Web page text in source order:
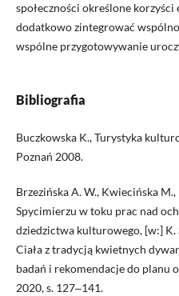
społeczności określone korzyści
dodatkowo zintegrować
wspólne przygotowywanie
Bibliografia
Buczkowska K., Turystyka
Poznań 2008.
Brzezińska A. W., Kwiecińska
Spycimierzu w toku prac nad
dziedzictwa kulturowego, [w:] K.
Ciała z tradycją kwietnych
badań i rekomendacje do planu
2020, s. 127‒141.